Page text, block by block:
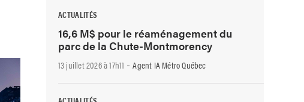
ACTUALITÉS
16,6 M$ pour le réaménagement du
parc de la Chute-Montmorency
13 juillet 2026 à 17h11 -Agent IA Métro Québec